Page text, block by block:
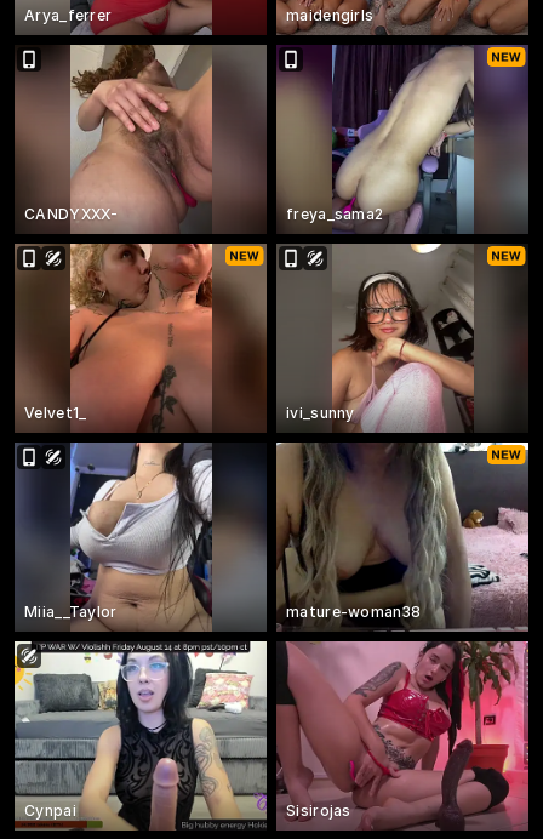
Arya_ferrer maidengirls
CANDYXXX- freya_sama2
Velvet1_ ivi_sunny
Miia__Taylor mature-woman38
Cynpai Sisirojas